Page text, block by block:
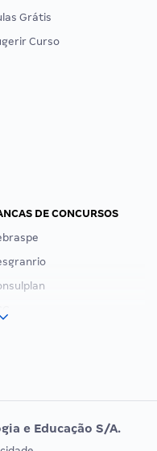
Grátis
Curso
DE CONCURSOS
e Educação S/A.